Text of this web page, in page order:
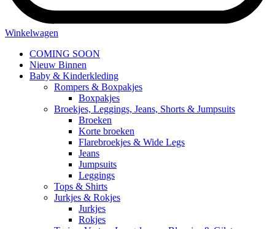
Winkelwagen
COMING SOON
Nieuw Binnen
Baby & Kinderkleding
Rompers & Boxpakjes
Boxpakjes
Broekjes, Leggings, Jeans, Shorts & Jumpsuits
Broeken
Korte broeken
Flarebroekjes & Wide Legs
Jeans
Jumpsuits
Leggings
Tops & Shirts
Jurkjes & Rokjes
Jurkjes
Rokjes